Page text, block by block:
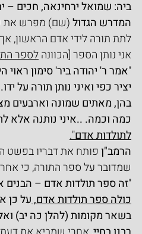
ביה: שמואל ירחינאה, חכים –
המדרש הגדול (שם) מפרש את
לתת תורה לידי אדם הראשון,
אני נותן הספר [הכוונה לספר
"אמר ר' יהודה ביר' סימון
יציר כפי ואיני נותן תורה על
בהן, מאתים שמונה
כמה וכמה. ..איני נותנה אלא
לתולדות אדם".
הרמב"ן פותח את דבריו בפשט
שמדובר על ספר התורה, כי
"זה ספר תולדות אדם – הבנים
כולה ספר תולדות אדם, על כן
בשאר מקומות (להלן כה יב)